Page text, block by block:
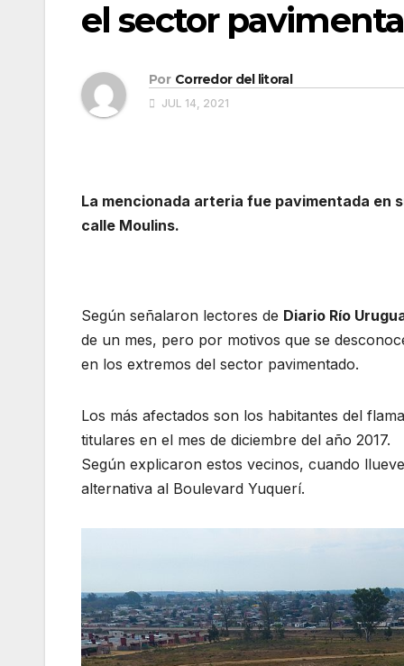
el sector
Por Corredor del litoral
JUL 14, 2021
La mencionada arteria fue pavimentada en
calle Moulins.
Según señalaron lectores de Diario Río
de un mes, pero por motivos que se
en los extremos del sector pavimentado.
Los más afectados son los habitantes del
titulares en el mes de diciembre del año 2017.
Según explicaron estos vecinos, cuando
alternativa al Boulevard Yuquerí.